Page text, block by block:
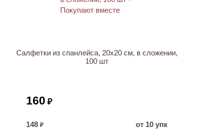
Салфетки из спанлейса, 20х20 см, в сложении,
100 шт
160 ₽
148 ₽
от 10 упк